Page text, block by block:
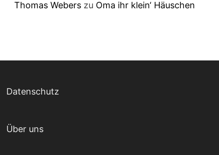
Thomas Webers zu Oma ihr klein‘ Häuschen
Datenschutz
Über uns